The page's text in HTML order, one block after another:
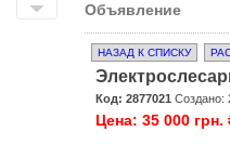
Объявление
НАЗАД К СПИСКУ
Код: 2877021 Создано:
Цена: 35 000 грн.